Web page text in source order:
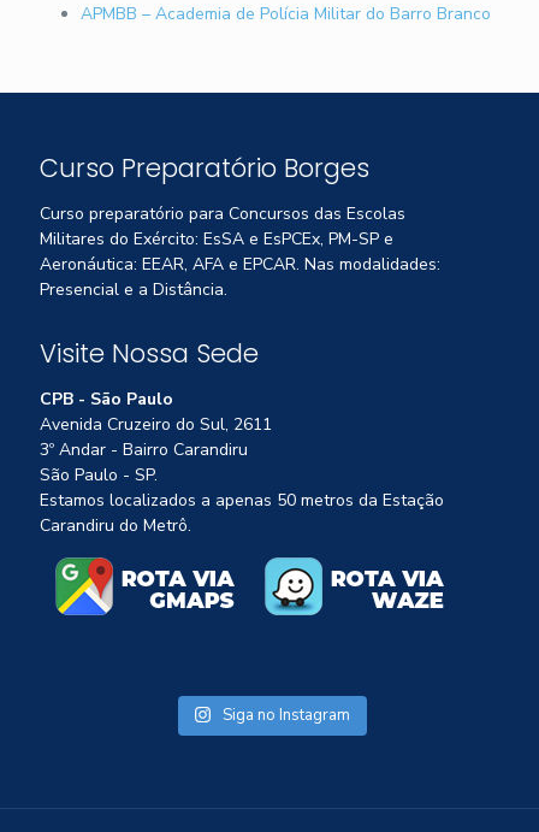
APMBB – Academia de Polícia Militar do Barro Branco
Curso Preparatório Borges
Curso preparatório para Concursos das Escolas
Militares do Exército: EsSA e EsPCEx, PM-SP e
Aeronáutica: EEAR, AFA e EPCAR. Nas modalidades:
Presencial e a Distância.
Visite Nossa Sede
CPB - São Paulo
Avenida Cruzeiro do Sul, 2611
3º Andar - Bairro Carandiru
São Paulo - SP.
Estamos localizados a apenas 50 metros da Estação
Carandiru do Metrô.
Siga no Instagram